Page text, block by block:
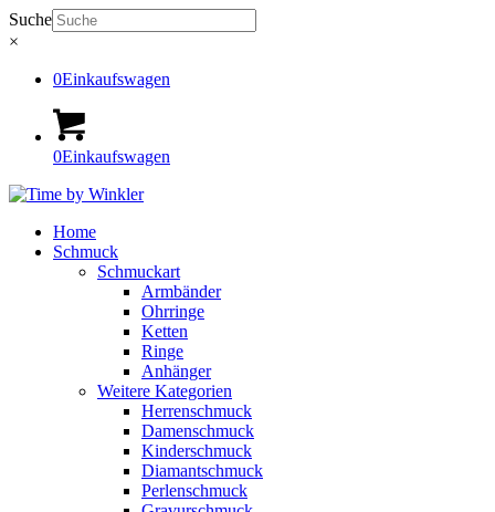
Suche
×
0Einkaufswagen
0Einkaufswagen
Home
Schmuck
Schmuckart
Armbänder
Ohrringe
Ketten
Ringe
Anhänger
Weitere Kategorien
Herrenschmuck
Damenschmuck
Kinderschmuck
Diamantschmuck
Perlenschmuck